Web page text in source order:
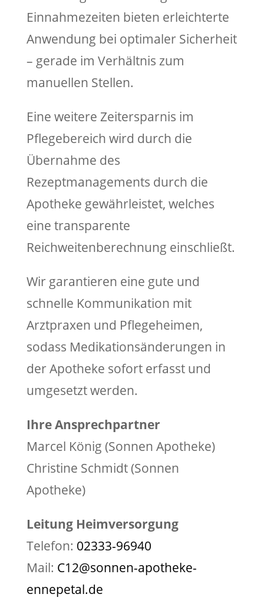
Einnahmezeiten bieten erleichterte
Anwendung bei optimaler Sicherheit
– gerade im Verhältnis zum
manuellen Stellen.
Eine weitere Zeitersparnis im
Pflegebereich wird durch die
Übernahme des
Rezeptmanagements durch die
Apotheke gewährleistet, welches
eine transparente
Reichweitenberechnung einschließt.
Wir garantieren eine gute und
schnelle Kommunikation mit
Arztpraxen und Pflegeheimen,
sodass Medikationsänderungen in
der Apotheke sofort erfasst und
umgesetzt werden.
Ihre Ansprechpartner
Marcel König (Sonnen Apotheke)
Christine Schmidt (Sonnen
Apotheke)
Leitung Heimversorgung
Telefon: 02333-96940
Mail: C12@sonnen-apotheke-
ennepetal.de